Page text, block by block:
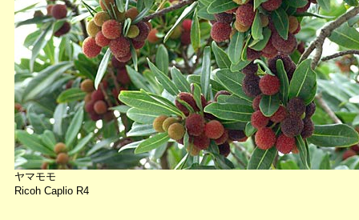
ヤマモモ
Ricoh Caplio R4